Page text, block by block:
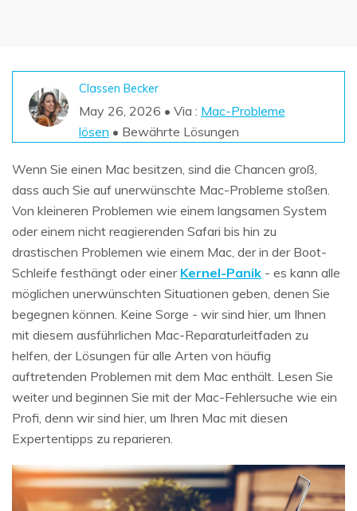
Kostenlos Testen
Kostenlos Testen
Recoverit kostenlos
Verlorene/gel?schte Daten kostenlos
wiederherstellen
Kostenlos Testen
Weitere Produkte
Repairit - Datenreparatur
Classen Becker
May 26, 2026 • Via : Mac-Probleme
lösen • Bewährte Lösungen
Wenn Sie einen Mac besitzen, sind die Chancen groß,
dass auch Sie auf unerwünschte Mac-Probleme stoßen.
Von kleineren Problemen wie einem langsamen System
oder einem nicht reagierenden Safari bis hin zu
drastischen Problemen wie einem Mac, der in der Boot-
Schleife festhängt oder einer Kernel-Panik - es kann alle
möglichen unerwünschten Situationen geben, denen Sie
begegnen können. Keine Sorge - wir sind hier, um Ihnen
mit diesem ausführlichen Mac-Reparaturleitfaden zu
helfen, der Lösungen für alle Arten von häufig
auftretenden Problemen mit dem Mac enthält. Lesen Sie
weiter und beginnen Sie mit der Mac-Fehlersuche wie ein
Profi, denn wir sind hier, um Ihren Mac mit diesen
Expertentipps zu reparieren.